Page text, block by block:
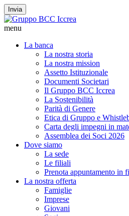
Invia
menu
La banca
La nostra storia
La nostra mission
Assetto Istituzionale
Documenti Societari
Il Gruppo BCC Iccrea
La Sostenibilità
Parità di Genere
Etica di Gruppo e
Carta degli impegni in
Assemblea dei Soci 2026
Dove siamo
La sede
Le filiali
Prenota appuntamento in
La nostra offerta
Famiglie
Imprese
Giovani